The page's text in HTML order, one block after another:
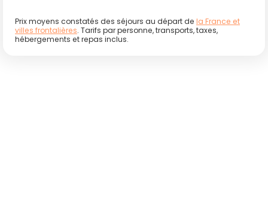
Prix moyens constatés des séjours au départ de la France et
villes frontalières. Tarifs par personne, transports, taxes,
hébergements et repas inclus.